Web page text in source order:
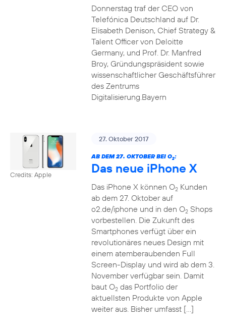
Donnerstag traf der CEO von
Telefónica Deutschland auf Dr.
Elisabeth Denison, Chief Strategy &
Talent Officer von Deloitte
Germany, und Prof. Dr. Manfred
Broy, Gründungspräsident sowie
wissenschaftlicher Geschäftsführer
des Zentrums
Digitalisierung.Bayern
Credits: Apple
27. Oktober 2017
AB DEM 27. OKTOBER BEI O2:
Das neue iPhone X
Das iPhone X können O2Kunden
ab dem 27. Oktober auf
o2.de/iphone und in den O2Shops
vorbestellen. Die Zukunft des
Smartphones verfügt über ein
revolutionäres neues Design mit
einem atemberaubenden Full
Screen-Display und wird ab dem 3.
November verfügbar sein. Damit
baut O2das Portfolio der
aktuellsten Produkte von Apple
weiter aus. Bisher umfasst […]